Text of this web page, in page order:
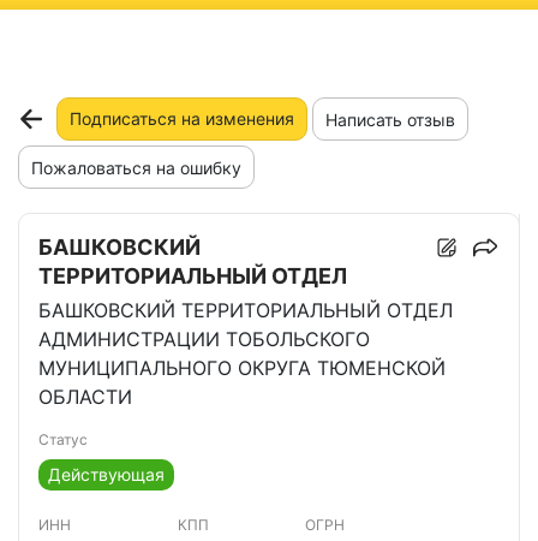
Подписаться на изменения Написать отзыв
Пожаловаться на ошибку
БАШКОВСКИЙ
ТЕРРИТОРИАЛЬНЫЙ ОТДЕЛ
БАШКОВСКИЙ ТЕРРИТОРИАЛЬНЫЙ ОТДЕЛ
АДМИНИСТРАЦИИ ТОБОЛЬСКОГО
МУНИЦИПАЛЬНОГО ОКРУГА ТЮМЕНСКОЙ
ОБЛАСТИ
Статус
Действующая
ИНН КПП ОГРН